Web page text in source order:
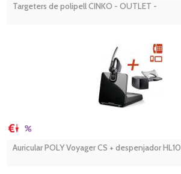
Targeters de polipell CINKO - OUTLET -
Auricular POLY Voyager CS + despenjador HL10